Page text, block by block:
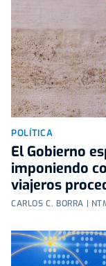
POLÍTICA
El Gobierno
imponiendo
viajeros
CARLOS C. BORRA |